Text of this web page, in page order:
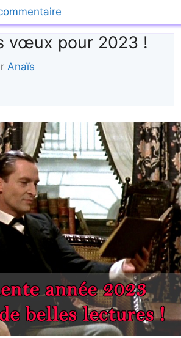
vœux pour 2023 !
Anaïs